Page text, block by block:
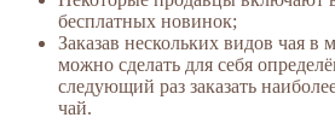
бесплатных новинок;
Заказав нескольких видов чая в
можно сделать для себя
следующий раз заказать
чай.